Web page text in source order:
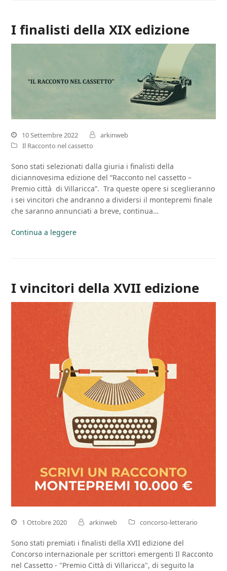
I finalisti della XIX edizione
10 Settembre 2022
arkinweb
Il Racconto nel cassetto
Sono stati selezionati dalla giuria i finalisti della
diciannovesima edizione del “Racconto nel cassetto –
Premio città di Villaricca”. Tra queste opere si sceglieranno
i sei vincitori che andranno a dividersi il montepremi finale
che saranno annunciati a breve, continua…
Continua a leggere
I vincitori della XVII edizione
1 Ottobre 2020 arkinweb concorso-letterario
Sono stati premiati i finalisti della XVII edizione del
Concorso internazionale per scrittori emergenti Il Racconto
nel Cassetto - "Premio Città di Villaricca", di seguito la